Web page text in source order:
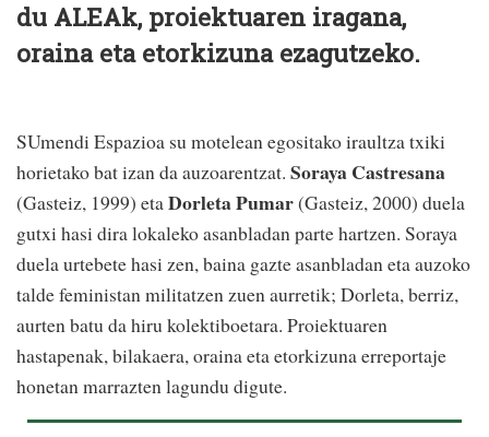
du ALEAk, proiektuaren iragana,
oraina eta etorkizuna ezagutzeko.
SUmendi Espazioa su motelean egositako iraultza txiki
horietako bat izan da auzoarentzat. Soraya Castresana
(Gasteiz, 1999) etaDorleta Pumar(Gasteiz, 2000) duela
gutxi hasi dira lokaleko asanbladan parte hartzen. Soraya
duela urtebete hasi zen, baina gazte asanbladan eta auzoko
talde feministan militatzen zuen aurretik; Dorleta, berriz,
aurten batu da hiru kolektiboetara. Proiektuaren
hastapenak, bilakaera, oraina eta etorkizuna erreportaje
honetan marrazten lagundu digute.